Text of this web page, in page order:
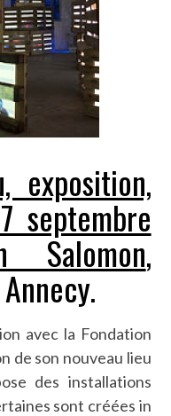
exposition,
septembre
Salomon,
avec la Fondation
de son nouveau lieu
des installations
sont créées in